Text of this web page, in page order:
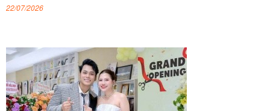
22/07/2026